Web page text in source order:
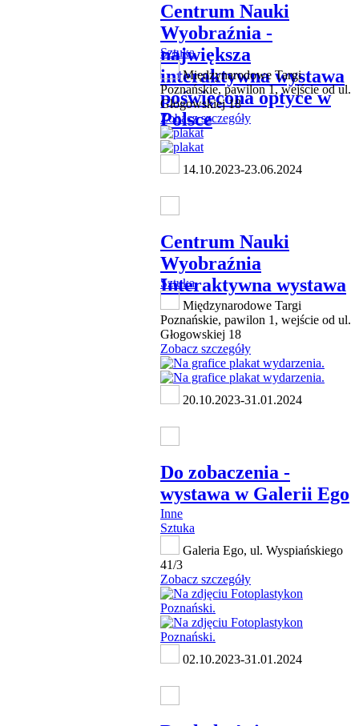
Centrum Nauki
Wyobraźnia -
największa
interaktywna wystawa
poświęcona optyce w
Polsce
Sztuka
Międzynarodowe Targi
Poznańskie, pawilon 1, wejście od ul.
Głogowskiej 18
Zobacz szczegóły
14.10.2023-23.06.2024
Centrum Nauki
Wyobraźnia
Interaktywna wystawa
Sztuka
Międzynarodowe Targi
Poznańskie, pawilon 1, wejście od ul.
Głogowskiej 18
Zobacz szczegóły
20.10.2023-31.01.2024
Do zobaczenia -
wystawa w Galerii Ego
Inne
Sztuka
Galeria Ego, ul. Wyspiańskiego
41/3
Zobacz szczegóły
02.10.2023-31.01.2024